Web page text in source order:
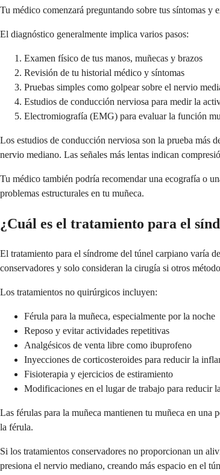
Tu médico comenzará preguntando sobre tus síntomas
El diagnóstico generalmente implica varios pasos:
Examen físico de tus manos, muñecas y brazos
Revisión de tu historial médico y síntomas
Pruebas simples como golpear sobre el nervio
Estudios de conducción nerviosa para medir la
Electromiografía (EMG) para evaluar la función
Los estudios de conducción nerviosa son la prueba más
nervio mediano. Las señales más lentas indican
Tu médico también podría recomendar una ecografía o
problemas estructurales en tu muñeca.
¿Cuál es el tratamiento para el
El tratamiento para el síndrome del túnel carpiano varía
conservadores y solo consideran la cirugía si otros
Los tratamientos no quirúrgicos incluyen:
Férula para la muñeca, especialmente por la noche
Reposo y evitar actividades repetitivas
Analgésicos de venta libre como ibuprofeno
Inyecciones de corticosteroides para reducir la
Fisioterapia y ejercicios de estiramiento
Modificaciones en el lugar de trabajo para reducir
Las férulas para la muñeca mantienen tu muñeca en una
la férula.
Si los tratamientos conservadores no proporcionan un
presiona el nervio mediano, creando más espacio en el